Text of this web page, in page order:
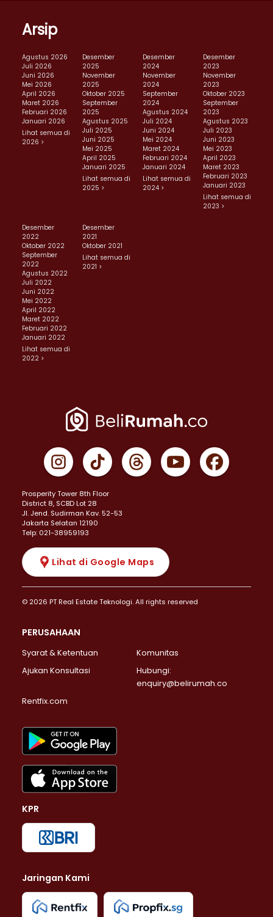
Arsip
Agustus 2026
Juli 2026
Juni 2026
Mei 2026
April 2026
Maret 2026
Februari 2026
Januari 2026
Lihat semua di
2026 >
Desember
2025
November
2025
Oktober 2025
September
2025
Agustus 2025
Juli 2025
Juni 2025
Mei 2025
April 2025
Januari 2025
Lihat semua di
2025 >
Desember
2024
November
2024
September
2024
Agustus 2024
Juli 2024
Juni 2024
Mei 2024
Maret 2024
Februari 2024
Januari 2024
Lihat semua di
2024 >
Desember
2023
November
2023
Oktober 2023
September
2023
Agustus 2023
Juli 2023
Juni 2023
Mei 2023
April 2023
Maret 2023
Februari 2023
Januari 2023
Lihat semua di
2023 >
Desember
2022
Oktober 2022
September
2022
Agustus 2022
Juli 2022
Juni 2022
Mei 2022
April 2022
Maret 2022
Februari 2022
Januari 2022
Lihat semua di
2022 >
Desember
2021
Oktober 2021
Lihat semua di
2021 >
Prosperity Tower 8th Floor
District 8, SCBD Lot 28
JI. Jend. Sudirman Kav. 52-53
Jakarta Selatan 12190
Telp: 021-38959193
Lihat di Google Maps
© 2026 PT Real Estate Teknologi. All rights reserved
PERUSAHAAN
Syarat & Ketentuan
Komunitas
Ajukan Konsultasi
Hubungi:
enquiry@belirumah.co
Rentfix.com
KPR
Jaringan Kami